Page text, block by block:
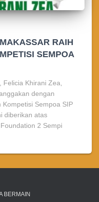
RAIH
SEMPOA
Felicia Khirani Zea,
dengan
Sempoa SIP
diberikan atas
2 Sempi
BERMAIN